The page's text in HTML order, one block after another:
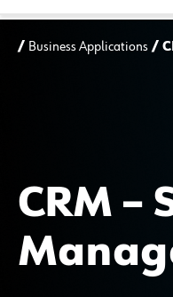
/ Business Applications /
CRM –